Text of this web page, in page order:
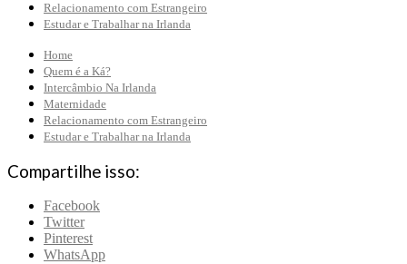
Relacionamento com Estrangeiro
Estudar e Trabalhar na Irlanda
Home
Quem é a Ká?
Intercâmbio Na Irlanda
Maternidade
Relacionamento com Estrangeiro
Estudar e Trabalhar na Irlanda
Compartilhe isso:
Facebook
Twitter
Pinterest
WhatsApp